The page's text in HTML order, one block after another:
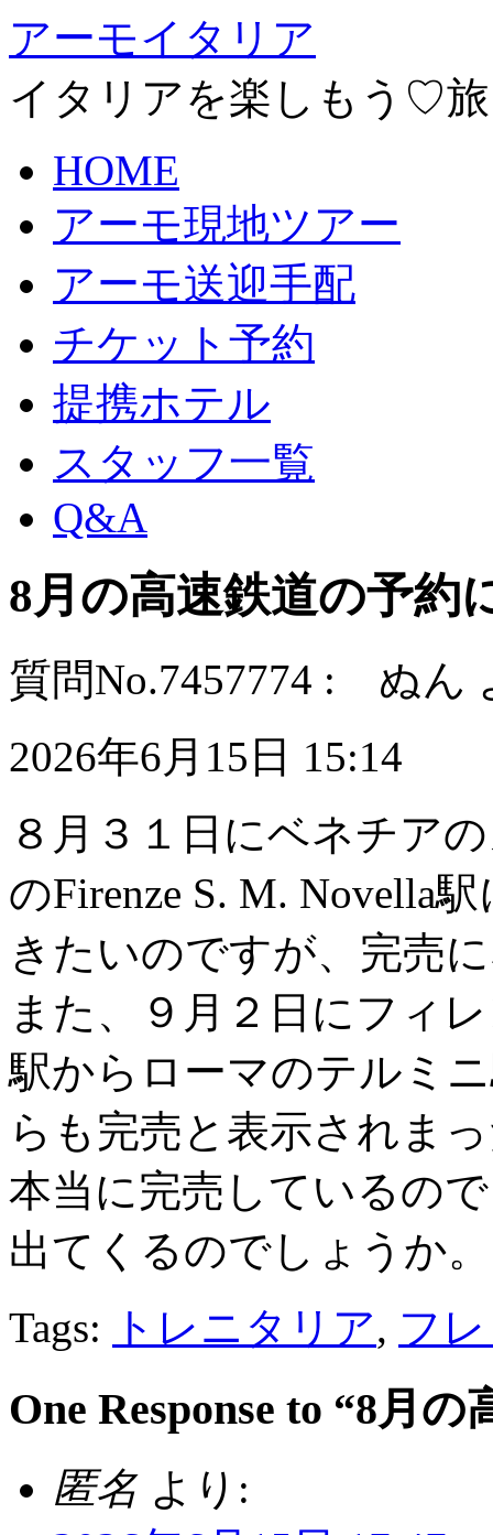
アーモイタリア
イタリアを楽しもう♡
HOME
アーモ現地ツアー
アーモ送迎手配
チケット予約
提携ホテル
スタッフ一覧
Q&A
8月の高速鉄道の予約
質問No.7457774 : ぬん
2026年6月15日 15:14
８月３１日にベネチア
のFirenze S. M. Novella
きたいのですが、完売
また、９月２日にフィ
駅からローマのテルミ
らも完売と表示されま
本当に完売しているの
出てくるのでしょうか。
Tags:
トレニタリア, フ
One Response to “8月
匿名 より: